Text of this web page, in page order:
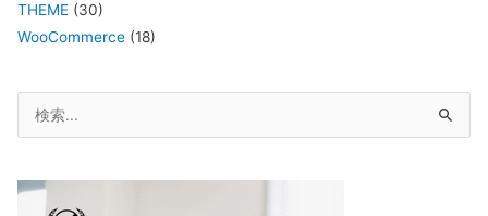
THEME (30)
WooCommerce (18)
象: